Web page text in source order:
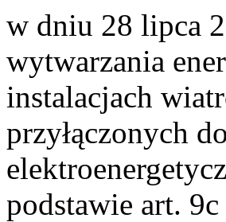
w dniu 28 lipca
wytwarzania
instalacjach
przyłączonych
podstawie art.